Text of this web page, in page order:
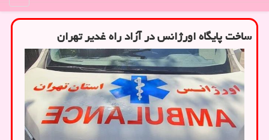
ساخت پایگاه اورژانس در آزاد راه غدیر تهران